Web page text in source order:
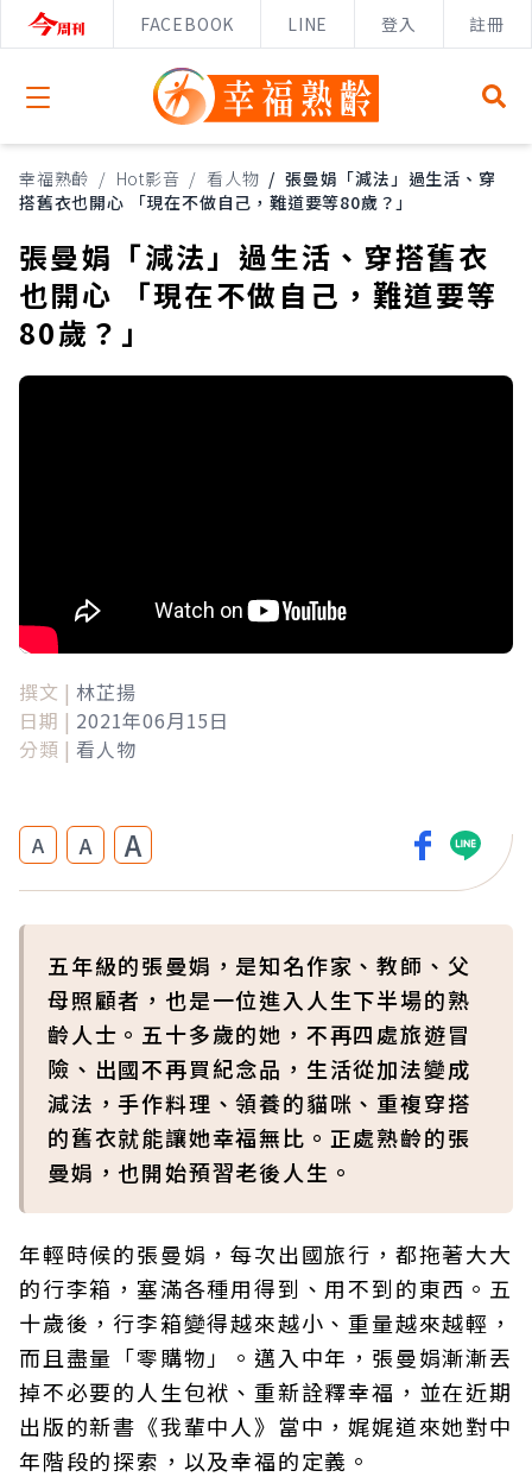
FACEBOOK LINE 登入 註冊
Open menu
幸福熟齡 / Hot影音 / 看人物 / 張曼娟「減法」過生活、穿
搭舊衣也開心 「現在不做自己，難道要等80歲？」
張曼娟「減法」過生活、穿搭舊衣
也開心 「現在不做自己，難道要等
80歲？」
撰文 | 林芷揚
日期 | 2021年06月15日
分類 | 看人物
A A A
五年級的張曼娟，是知名作家、教師、父
母照顧者，也是一位進入人生下半場的熟
齡人士。五十多歲的她，不再四處旅遊冒
險、出國不再買紀念品，生活從加法變成
減法，手作料理、領養的貓咪、重複穿搭
的舊衣就能讓她幸福無比。正處熟齡的張
曼娟，也開始預習老後人生。
年輕時候的張曼娟，每次出國旅行，都拖著大大
的行李箱，塞滿各種用得到、用不到的東西。五
十歲後，行李箱變得越來越小、重量越來越輕，
而且盡量「零購物」。邁入中年，張曼娟漸漸丟
掉不必要的人生包袱、重新詮釋幸福，並在近期
出版的新書《我輩中人》當中，娓娓道來她對中
年階段的探索，以及幸福的定義。